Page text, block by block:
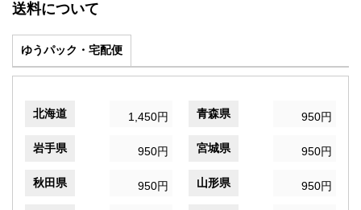
送料について
ゆうパック・宅配便
北海道 1,450円 青森県 950円
岩手県 950円 宮城県 950円
秋田県 950円 山形県 950円